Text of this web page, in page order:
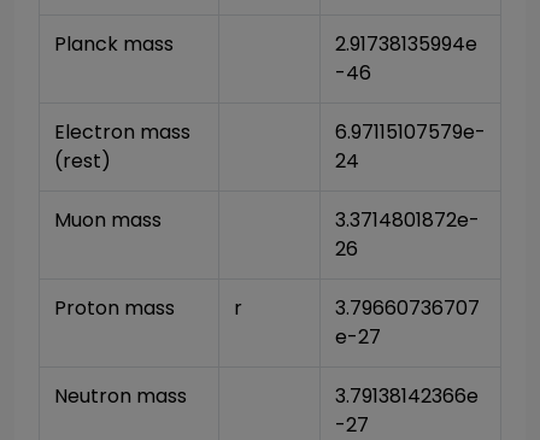
Planck mass
2.91738135994e
-46
Electron mass
(rest)
6.97115107579e-
24
Muon mass
3.3714801872e-
26
Proton mass r
3.79660736707
e-27
Neutron mass
3.79138142366e
-27